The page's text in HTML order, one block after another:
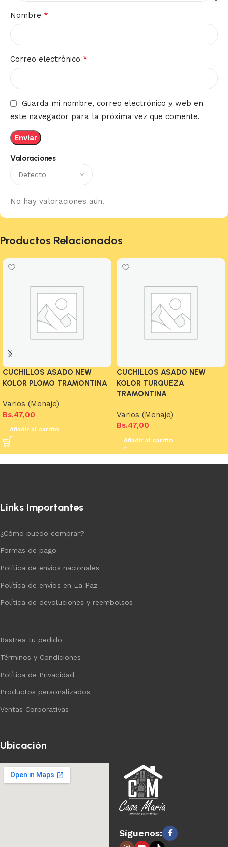
Valoraciones
No hay valoraciones aún.
Nombre *
Correo electrónico *
Guarda mi nombre, correo electrónico y web en
este navegador para la próxima vez que comente.
Productos Relacionados
CUCHILLOS ASADO NEW
KOLOR PLOMO TRAMONTINA
Varios (Menaje)
Bs.47,00
Añadir al carrito
CUCHILLOS ASADO NEW
KOLOR TURQUEZA
TRAMONTINA
Varios (Menaje)
Bs.47,00
Añadir al carrito
Links Importantes
¿Cómo puedo comprar?
Formas de pago
Política de envíos nacionales
Política de envíos en La Paz
Política de devoluciones y reembolsos
Rastrea tu pedido
Términos y Condiciones
Política de Privacidad
Productos personalizados
Ventas Corporativas
Ubicación
Síguenos: